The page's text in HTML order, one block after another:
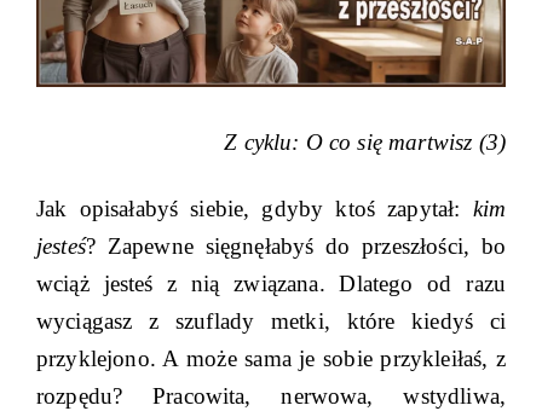
Z cyklu: O co się martwisz (3)
Jak opisałabyś siebie, gdyby ktoś zapytał: kim
jesteś? Zapewne sięgnęłabyś do przeszłości, bo
wciąż jesteś z nią związana. Dlatego od razu
wyciągasz z szuflady metki, które kiedyś ci
przyklejono. A może sama je sobie przykleiłaś, z
rozpędu? Pracowita, nerwowa, wstydliwa,